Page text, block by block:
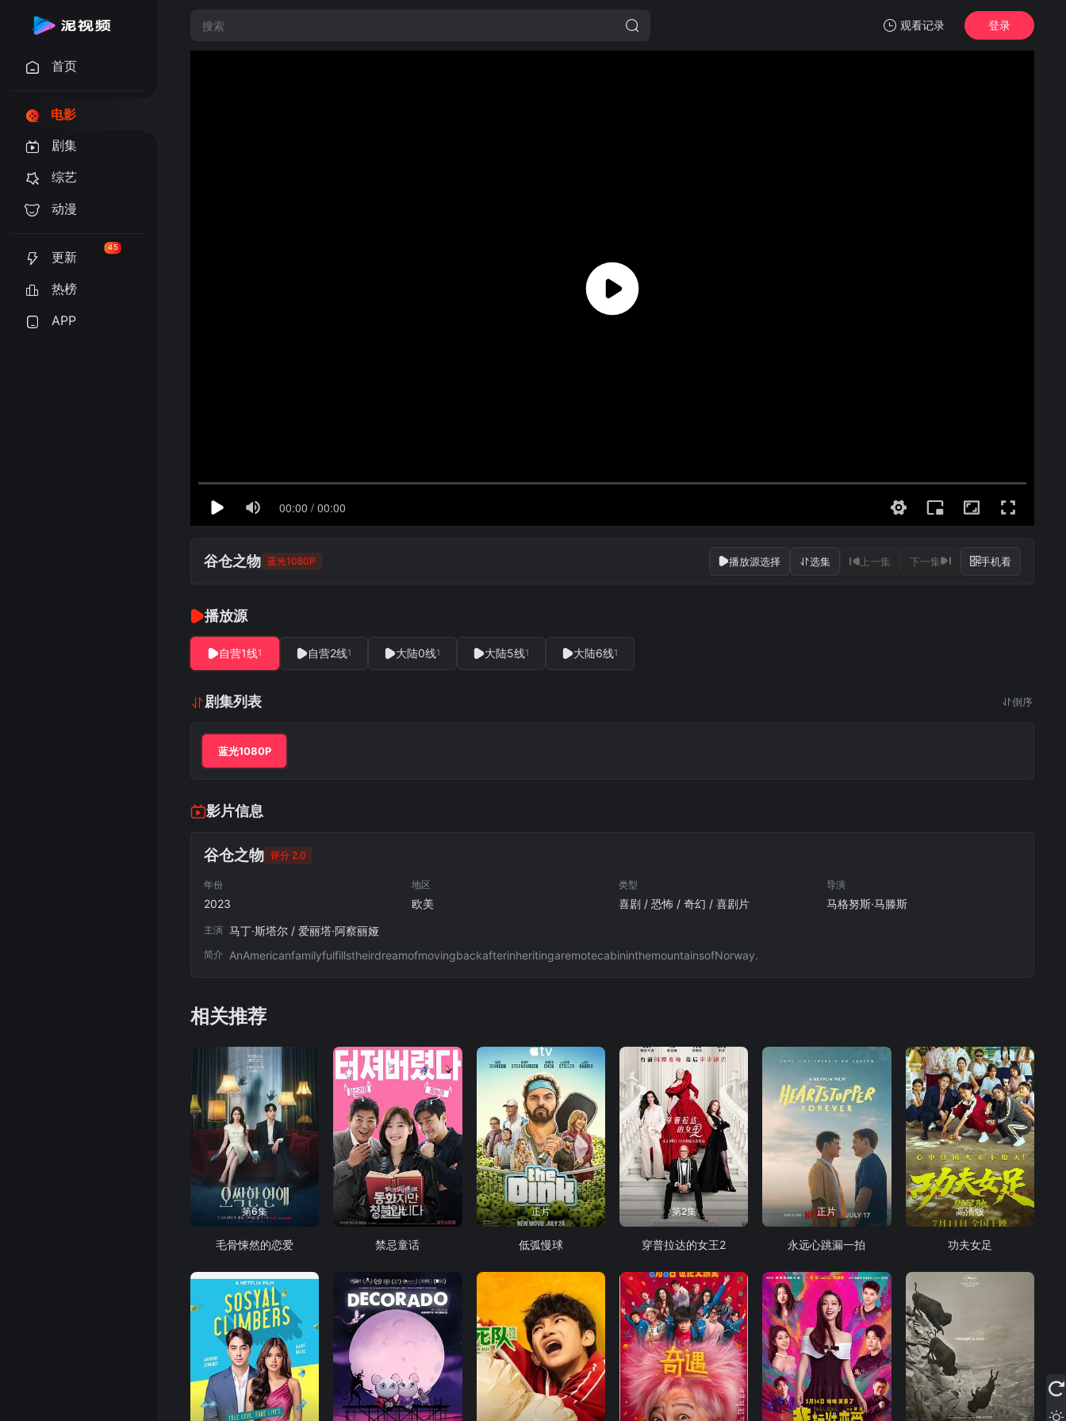
观看记录 登录
首页
电影
剧集
综艺
动漫
更新
45
热榜
APP
谷仓之物 蓝光1080P 播放源选择 选集 上一集 下一集 手机看
播放源
自营1线1 自营2线1 大陆0线1 大陆5线1 大陆6线1
剧集列表 倒序
蓝光1080P
影片信息
谷仓之物 评分 2.0
年份
2023
地区
欧美
类型
喜剧 / 恐怖 / 奇幻 / 喜剧片
导演
马格努斯·马滕斯
主演 马丁·斯塔尔 / 爱丽塔·阿察丽娅
简介 AnAmericanfamilyfulfillstheirdreamofmovingbackafterinheritingaremotecabininthemountainsofNorway.
相关推荐
第6集
毛骨悚然的恋爱
正片
禁忌童话
正片
低弧慢球
第2集
穿普拉达的女王2
正片
永远心跳漏一拍
高清版
功夫女足